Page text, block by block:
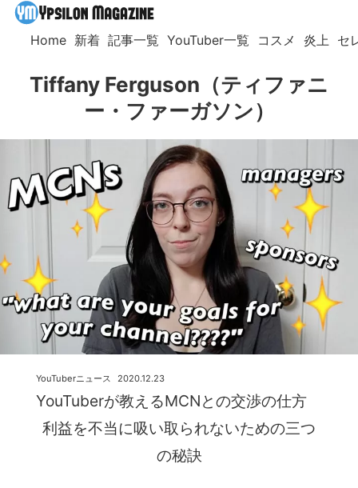
Home 新着 記事一覧 YouTuber一覧 コスメ 炎上 セ
Tiffany Ferguson（ティファニ
ー・ファーガソン）
YouTuberが教えるMCNとの交渉の仕方
利益を不当に吸い取られないための三つ
の秘訣
2020.12.23
YouTuberニュース